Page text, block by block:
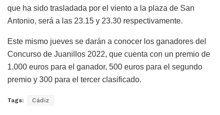
que ha sido trasladada por el viento a la plaza de San
Antonio, será a las 23.15 y 23.30 respectivamente.
Este mismo jueves se darán a conocer los ganadores del
Concurso de Juanillos 2022, que cuenta con un premio de
1.000 euros para el ganador, 500 euros para el segundo
premio y 300 para el tercer clasificado.
Tags: Cádiz